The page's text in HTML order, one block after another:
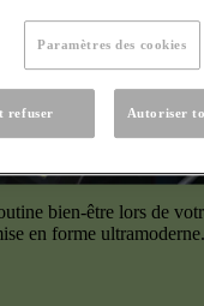
bien-être lors de
en forme ultramoderne.
Paramètres des cookies
refuser Autoriser